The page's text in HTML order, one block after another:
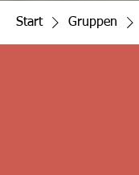
Start Gruppen